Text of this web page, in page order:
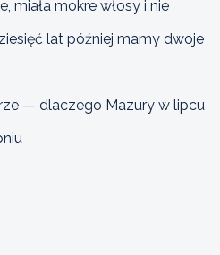
miała mokre włosy i nie
lat później mamy dwoje
— dlaczego Mazury w lipcu